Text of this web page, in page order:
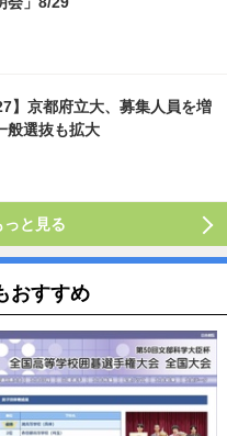
】京都府立大、募集人員を増
般選抜も拡大
っと見る
おすすめ